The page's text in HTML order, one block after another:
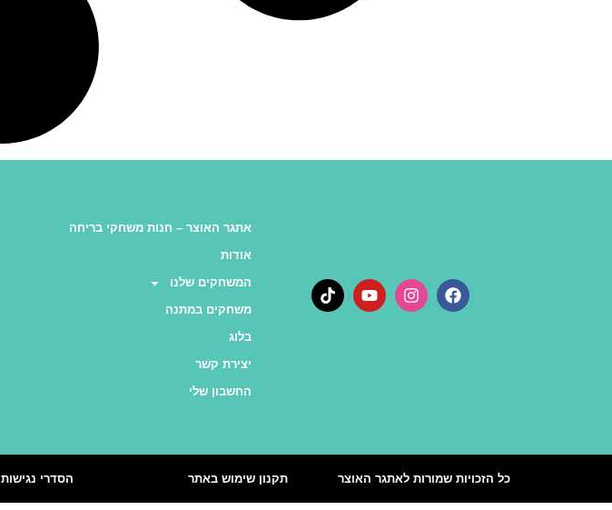
אתגר האוצר – חנות משחקי בריחה
אודות
המשחקים שלנו
משחקים במתנה
בלוג
יצירת קשר
החשבון שלי
כל הזכויות שמורות לאתגר האוצר תקנון שימוש באתר הסדרי נגישות